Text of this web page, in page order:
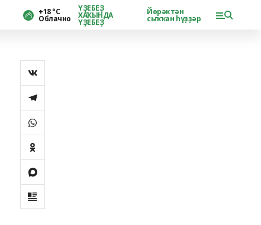
+18 °С
Облачно
ҮҘЕБЕҘ
ХАҠЫНДА
ҮҘЕБЕҘ
Йөрәктән
сыҡҡан һүҙҙәр